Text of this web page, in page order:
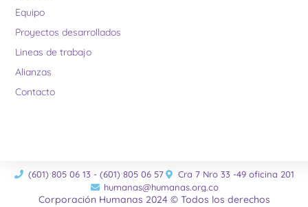
Equipo
Proyectos desarrollados
Lineas de trabajo
Alianzas
Contacto
(601) 805 06 13 - (601) 805 06 57
Cra 7 Nro 33 -49 oficina 201
humanas@humanas.org.co
Corporación Humanas 2024 © Todos los derechos